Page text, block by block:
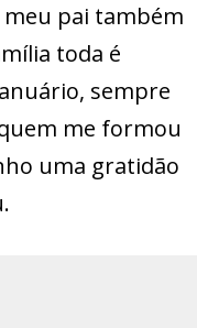
pai também
toda é
sempre
me formou
uma gratidão